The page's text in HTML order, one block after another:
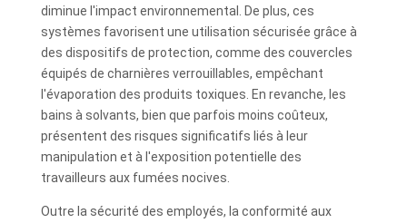
diminue l'impact environnemental. De plus, ces
systèmes favorisent une utilisation sécurisée grâce à
des dispositifs de protection, comme des couvercles
équipés de charnières verrouillables, empêchant
l'évaporation des produits toxiques. En revanche, les
bains à solvants, bien que parfois moins coûteux,
présentent des risques significatifs liés à leur
manipulation et à l'exposition potentielle des
travailleurs aux fumées nocives.
Outre la sécurité des employés, la conformité aux